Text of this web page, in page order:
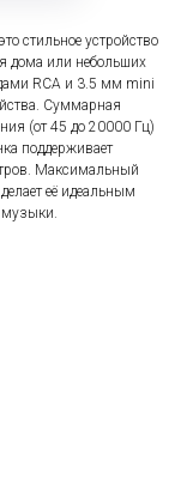
стильное устройство
дома или небольших
RCA и 3.5 мм mini
Суммарная
(от 45 до 20000 Гц)
поддерживает
Максимальный
её идеальным
музыки.